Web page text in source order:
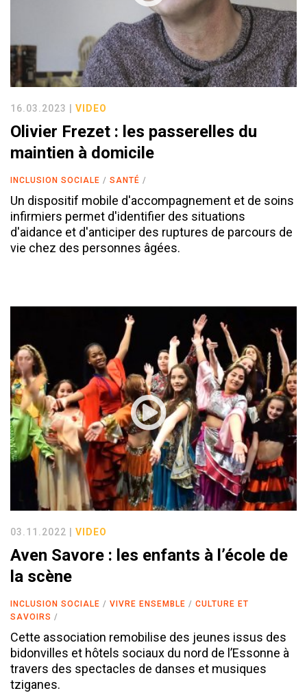
16.03.2023 | VIDEO
Olivier Frezet : les passerelles du
maintien à domicile
INCLUSION SOCIALE SANTÉ
Un dispositif mobile d'accompagnement et de soins
infirmiers permet d'identifier des situations
d'aidance et d'anticiper des ruptures de parcours de
vie chez des personnes âgées.
03.11.2022 | VIDEO
Aven Savore : les enfants à l’école de
la scène
INCLUSION SOCIALE VIVRE ENSEMBLE
CULTURE ET
SAVOIRS
Cette association remobilise des jeunes issus des
bidonvilles et hôtels sociaux du nord de l’Essonne à
travers des spectacles de danses et musiques
tziganes.